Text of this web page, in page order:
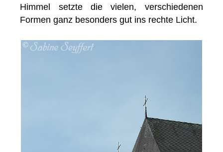
Himmel setzte die vielen, verschiedenen
Formen ganz besonders gut ins rechte Licht.